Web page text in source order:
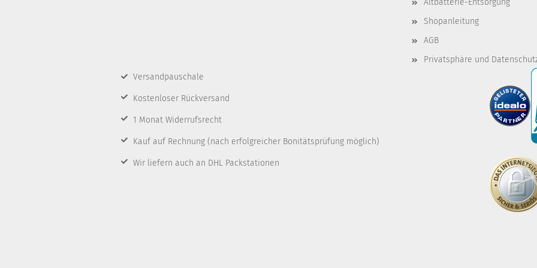
Altbatterie-Entsorgung
Shopanleitung
AGB
Privatsphäre und
Versandpauschale
Kostenloser Rückversand
1 Monat Widerrufsrecht
Kauf auf Rechnung (nach erfolgreicher Bonitätsprüfung möglich)
Wir liefern auch an DHL Packstationen